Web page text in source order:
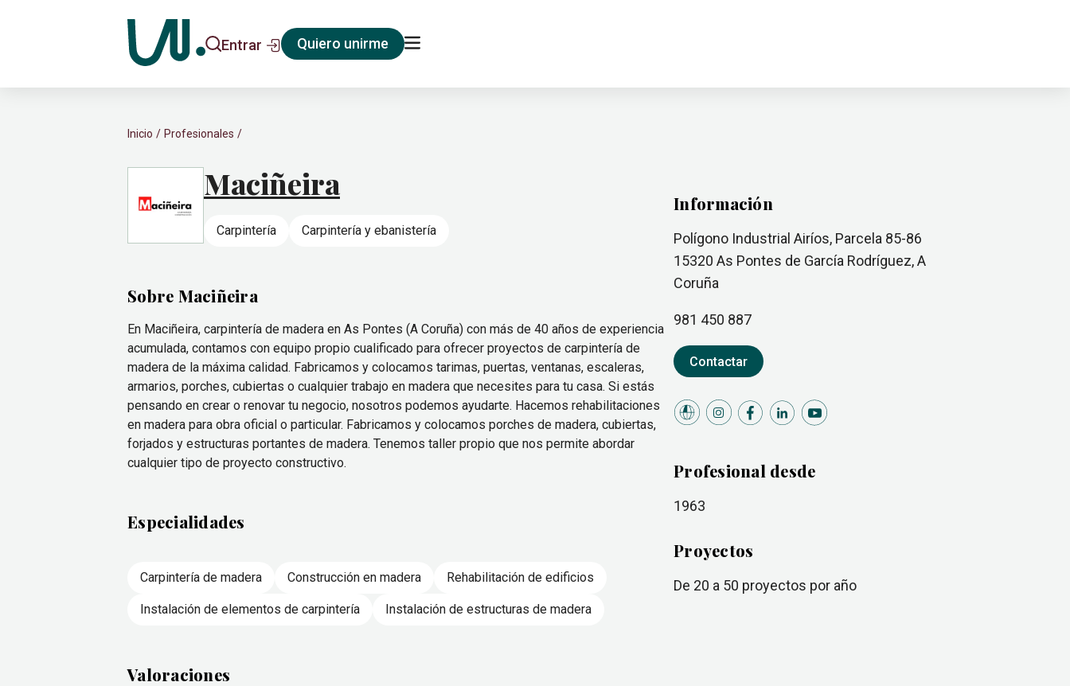
Entrar Quiero unirme
Inicio Profesionales
Maciñeira
Carpintería Carpintería y ebanistería
Sobre Maciñeira
En Maciñeira, carpintería de madera en As Pontes (A Coruña) con más de 40 años de experiencia
acumulada, contamos con equipo propio cualificado para ofrecer proyectos de carpintería de
madera de la máxima calidad. Fabricamos y colocamos tarimas, puertas, ventanas, escaleras,
armarios, porches, cubiertas o cualquier trabajo en madera que necesites para tu casa. Si estás
pensando en crear o renovar tu negocio, nosotros podemos ayudarte. Hacemos rehabilitaciones
en madera para obra oficial o particular. Fabricamos y colocamos porches de madera, cubiertas,
forjados y estructuras portantes de madera. Tenemos taller propio que nos permite abordar
cualquier tipo de proyecto constructivo.
Especialidades
Carpintería de madera Construcción en madera Rehabilitación de edificios
Instalación de elementos de carpintería Instalación de estructuras de madera
Valoraciones
Información
Polígono Industrial Airíos, Parcela 85-86
15320 As Pontes de García Rodríguez, A
Coruña
981 450 887
Contactar
Profesional desde
1963
Proyectos
de 20 a 50 proyectos por año